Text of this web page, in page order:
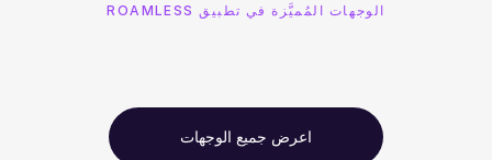
الوجهات المُميَّزة في تطبيق ROAMLESS
اعرض جميع الوجهات